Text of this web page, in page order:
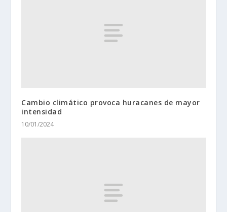
Cambio climático provoca huracanes de mayor
intensidad
10/01/2024